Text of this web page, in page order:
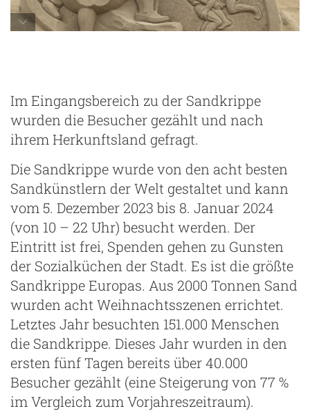
Im Eingangsbereich zu der Sandkrippe
wurden die Besucher gezählt und nach
ihrem Herkunftsland gefragt.
Die Sandkrippe wurde von den acht besten
Sandkünstlern der Welt gestaltet und kann
vom 5. Dezember 2023 bis 8. Januar 2024
(von 10 – 22 Uhr) besucht werden. Der
Eintritt ist frei, Spenden gehen zu Gunsten
der Sozialküchen der Stadt. Es ist die größte
Sandkrippe Europas. Aus 2000 Tonnen Sand
wurden acht Weihnachtsszenen errichtet.
Letztes Jahr besuchten 151.000 Menschen
die Sandkrippe. Dieses Jahr wurden in den
ersten fünf Tagen bereits über 40.000
Besucher gezählt (eine Steigerung von 77 %
im Vergleich zum Vorjahreszeitraum).